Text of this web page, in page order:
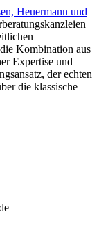
Heuermann und
Kombination aus
Expertise und
der echten
die klassische